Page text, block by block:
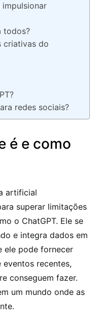
todos?
criativas do
redes sociais?
é e como
artificial
superar limitações
o ChatGPT. Ele se
e integra dados em
ele pode fornecer
recentes,
conseguem fazer.
um mundo onde as